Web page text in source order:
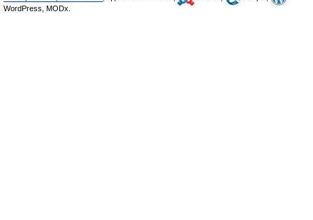
WordPress, MODx.